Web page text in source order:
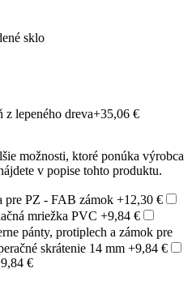
sklo
z lepeného dreva+35,06 €
možnosti, ktoré ponúka výrobca
v popise tohto produktu.
pre PZ - FAB zámok +12,30 €
mriežka PVC +9,84 €
pánty, protiplech a zámok pre
skrátenie 14 mm +9,84 €
€